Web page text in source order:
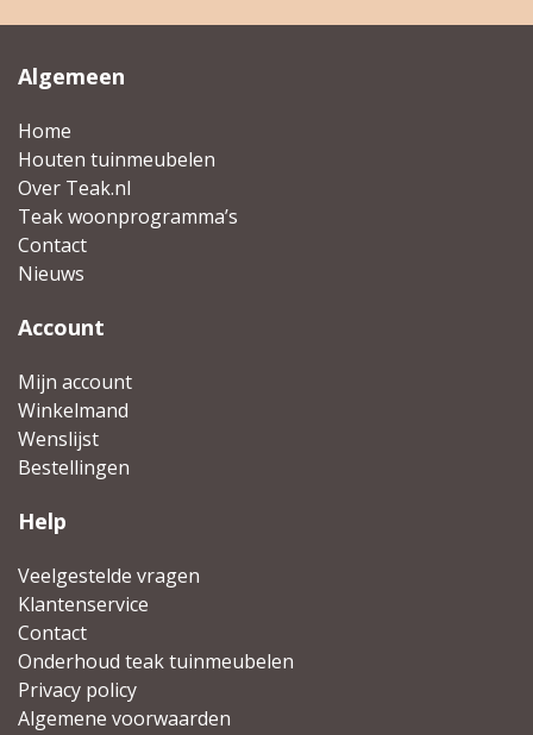
Algemeen
Home
Houten tuinmeubelen
Over Teak.nl
Teak woonprogramma’s
Contact
Nieuws
Account
Mijn account
Winkelmand
Wenslijst
Bestellingen
Help
Veelgestelde vragen
Klantenservice
Contact
Onderhoud teak tuinmeubelen
Privacy policy
Algemene voorwaarden